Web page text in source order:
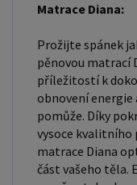
najdou uplatnění
pokoji pro hosty a
postele, lze
komodou, skříní i
rozměru
považovány za
rozměr postele
Matrace Diana:
Prožijte spánek
pěnovou matrací
příležitostí k
obnovení energie
pomůže. Díky
vysoce
matrace Diana
část vašeho těla.